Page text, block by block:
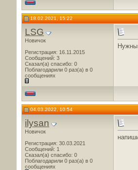
18.02.2021, 15:22
LSG
Новичок
Регистрация: 16.11.2015
Сообщений: 3
Сказал(а) спасибо: 0
Поблагодарили 0 раз(а) в 0
сообщениях
Нужны
04.03.2022, 10:54
ilysan
Новичок
Регистрация: 30.03.2021
Сообщений: 1
Сказал(а) спасибо: 0
Поблагодарили 0 раз(а) в 0
сообщениях